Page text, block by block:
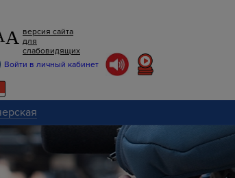
А версия сайта
для
слабовидящих
Войти в личный кабинет